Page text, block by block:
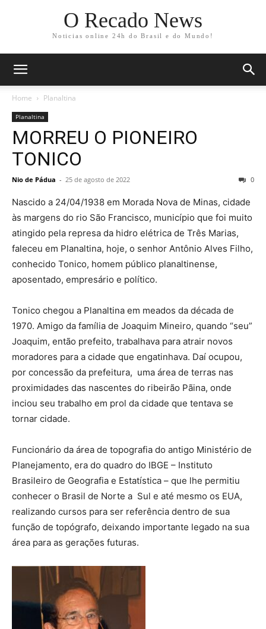
O Recado News
Noticias online 24h do Brasil e do Mundo!
Home Planaltina
Planaltina
MORREU O PIONEIRO
TONICO
Nio de Pádua - 25 de agosto de 2022 0
Nascido a 24/04/1938 em Morada Nova de Minas, cidade
às margens do rio São Francisco, município que foi muito
atingido pela represa da hidro elétrica de Três Marias,
faleceu em Planaltina, hoje, o senhor Antônio Alves Filho,
conhecido Tonico, homem público planaltinense,
aposentado, empresário e político.
Tonico chegou a Planaltina em meados da década de
1970. Amigo da família de Joaquim Mineiro, quando “seu”
Joaquim, então prefeito, trabalhava para atrair novos
moradores para a cidade que engatinhava. Daí ocupou,
por concessão da prefeitura, uma área de terras nas
proximidades das nascentes do ribeirão Pãina, onde
inciou seu trabalho em prol da cidade que tentava se
tornar cidade.
Funcionário da área de topografia do antigo Ministério de
Planejamento, era do quadro do IBGE – Instituto
Brasileiro de Geografia e Estatística – que lhe permitiu
conhecer o Brasil de Norte a Sul e até mesmo os EUA,
realizando cursos para ser referência dentro de sua
função de topógrafo, deixando importante legado na sua
área para as gerações futuras.